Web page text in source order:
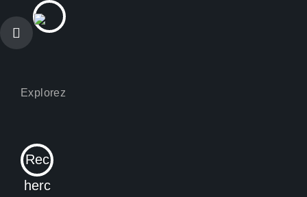
Rec
herc